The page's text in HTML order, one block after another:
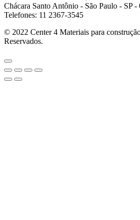
Chácara Santo Antônio - São Paulo - SP -
Telefones: 11 2367-3545
© 2022 Center 4 Materiais para
Reservados.